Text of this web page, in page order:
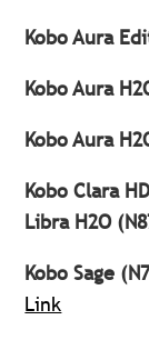
Kobo Aura
Kobo Aura
Kobo Aura
Kobo Clara
Libra H2O
Kobo Sage
Link